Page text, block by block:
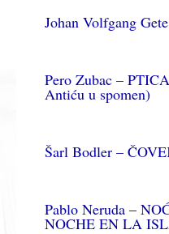
Johan Volfgang Gete
Pero Zubac –
Antiću u spomen)
Šarl Bodler –
Pablo Neruda –
NOCHE EN LA